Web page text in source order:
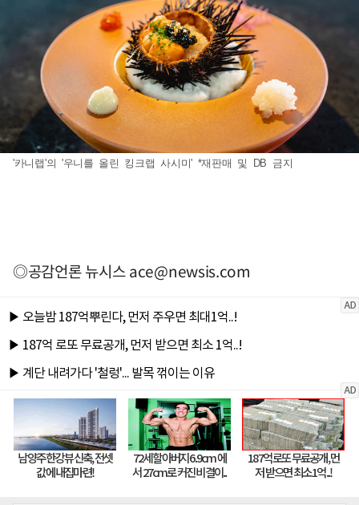
'카니랩'의 '우니를 올린 킹크랩 사시미' *재판매 및 DB 금지
◎공감언론 뉴시스ace@newsis.com